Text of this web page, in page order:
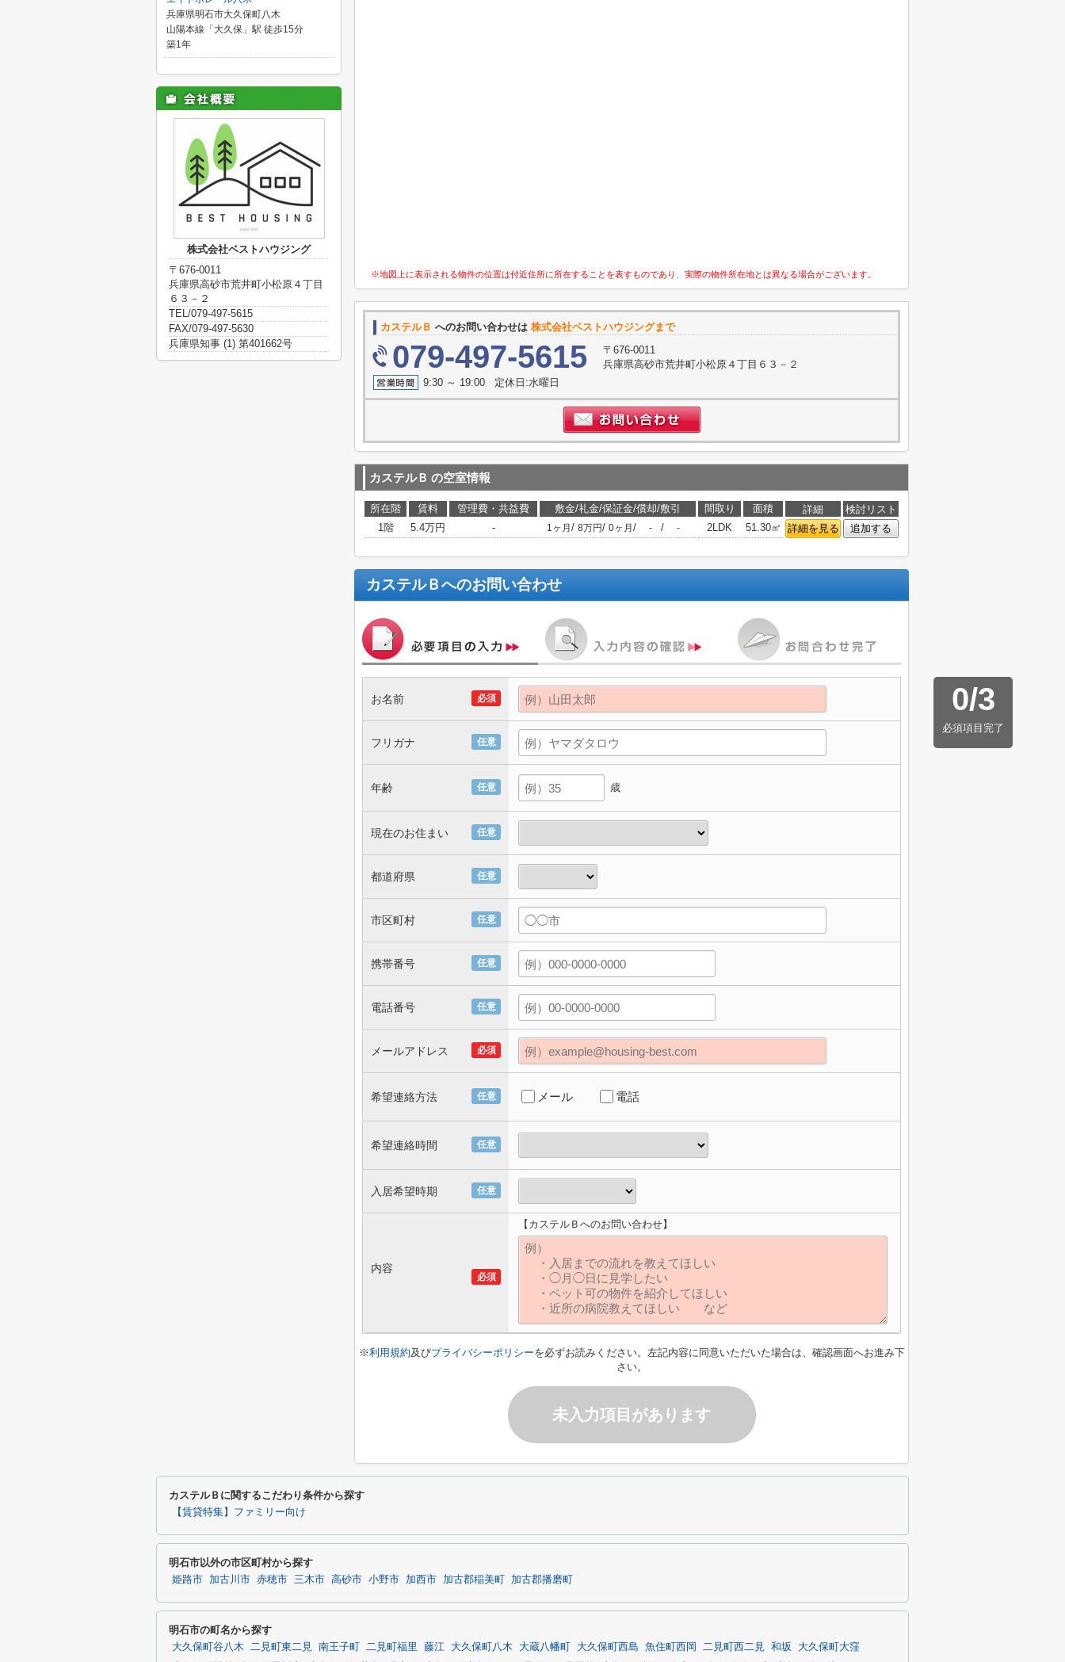
※地図上に表示される物件の位置は付近住所に所在することを表すものであり、実際の物件所在地とは異なる場合がございます。
カステルＢ へのお問い合わせは 株式会社ベストハウジングまで
079-497-5615
〒676-0011
兵庫県高砂市荒井町小松原４丁目６３－２
9:30 ～ 19:00 定休日:水曜日
カステルＢ の空室情報
所在階 賃料 管理費・共益費 敷金/礼金/保証金/償却/敷引 間取り 面積 詳細
検討リスト
1階
5.4万円 - 1ヶ月 / 8万円/ 0ヶ月 / - / - 2LDK 51.30㎡ 詳細を見る 追加する
カステルＢへのお問い合わせ
0/3
必須項目完了
必須
お名前
任意
フリガナ
任意
年齢 歳
任意
現在のお住まい
任意
都道府県
任意
市区町村
任意
携帯番号
任意
電話番号
必須
メールアドレス
任意
希望連絡方法 メール 電話
任意
希望連絡時間
任意
入居希望時期
必須
内容
【カステルＢへのお問い合わせ】
※利用規約及びプライバシーポリシーを必ずお読みください。左記内容に同意いただいた場合は、確認画面へお進み下
さい。
未入力項目があります
兵庫県明石市大久保町八木
山陽本線「大久保」駅 徒歩15分
築1年
株式会社ベストハウジング
〒676-0011
兵庫県高砂市荒井町小松原４丁目
６３－２
TEL/079-497-5615
FAX/079-497-5630
兵庫県知事 (1) 第401662号
カステルＢに関するこだわり条件から探す
【賃貸特集】ファミリー向け
明石市以外の市区町村から探す
姫路市 加古川市 赤穂市 三木市 高砂市 小野市 加西市 加古郡稲美町 加古郡播磨町
明石市の町名から探す
大久保町谷八木 二見町東二見 南王子町 二見町福里 藤江 大久保町八木 大蔵八幡町 大久保町西島 魚住町西岡 二見町西二見 和坂
大久保町大窪